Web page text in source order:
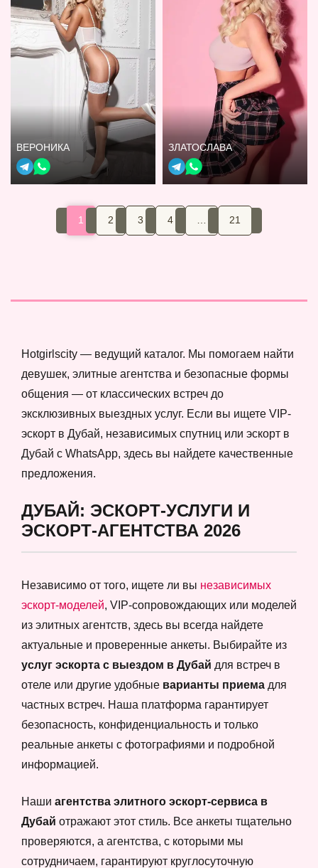
ВЕРОНИКА ЗЛАТОСЛАВА
1 2 3 4 21
Hotgirlscity — ведущий каталог. Мы помогаем найти
девушек, элитные агентства и безопасные формы
общения — от классических встреч до
эксклюзивных выездных услуг. Если вы ищете VIP-
эскорт в Дубай, независимых спутниц или эскорт в
Дубай с WhatsApp, здесь вы найдете качественные
предложения.
ДУБАЙ: ЭСКОРТ-УСЛУГИ И
ЭСКОРТ-АГЕНТСТВА 2026
Независимо от того, ищете ли вы независимых
эскорт-моделей, VIP-сопровождающих или моделей
из элитных агентств, здесь вы всегда найдете
актуальные и проверенные анкеты. Выбирайте из
услуг эскорта с выездом в Дубай для встреч в
отеле или другие удобные варианты приема для
частных встреч. Наша платформа гарантирует
безопасность, конфиденциальность и только
реальные анкеты с фотографиями и подробной
информацией.
Наши агентства элитного эскорт-сервиса в
Дубай отражают этот стиль. Все анкеты тщательно
проверяются, а агентства, с которыми мы
сотрудничаем, гарантируют круглосуточную